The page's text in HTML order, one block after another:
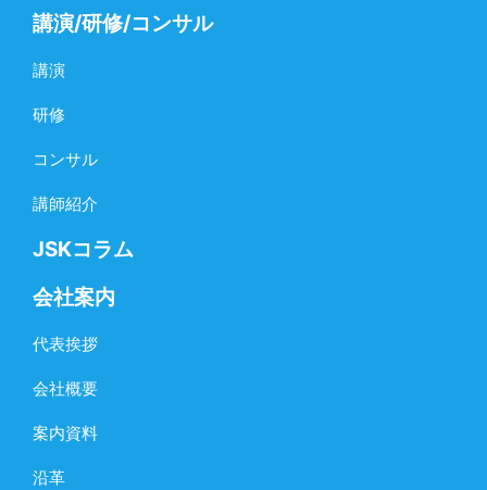
講演/研修/コンサル
講演
研修
コンサル
講師紹介
JSKコラム
会社案内
代表挨拶
会社概要
案内資料
沿革